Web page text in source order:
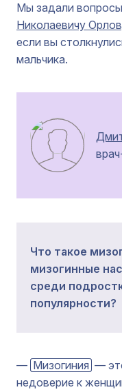
Мы задали вопросы
Николаевичу
если вы
мальчика.
Что такое
мизогинные
среди
популярности?
— Мизогиния —
недоверие к